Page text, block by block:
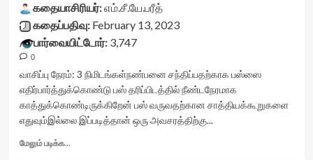
vv-
stars-
title-
container">
class='yasr-
stars-
title
yasr-
rater-
கதையாசிரியர்:எம்.சீ.யே.பரீத்
கதைப்பதிவு:February 13, 2023
பார்வையிட்டோர்:3,747
0
வாசிப்பு நேரம்: 3 நிமிடங்கள்நண்பனை சந்திப்பதற்காக பஸ்ஸை
எதிர்பார்த்துக்கொண்டு பஸ் தரிப்பிடத்தில் நீண்டநேரமாக
காத்துக்கொண்டிருக்கிறேன் பஸ் வருவதற்கான சாத்தியக்கூறுகளை
எதுவும்இல்லை இப்படித்தான் ஒரு அவசரத்திற்கு...
மேலும் படிக்க...